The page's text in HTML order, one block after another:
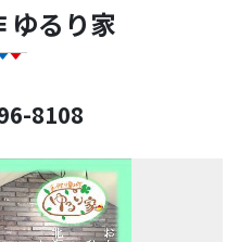
ゆるり家
8108